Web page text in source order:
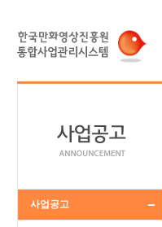
사업공고